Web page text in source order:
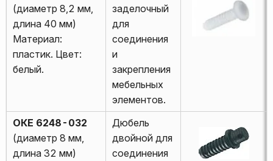
(диаметр 8,2 мм,
длина 40 мм)
Материал:
пластик. Цвет:
белый.
заделочный
для
соединения
и
закрепления
мебельных
элементов.
ОКЕ 6248-032
(диаметр 8 мм,
длина 32 мм)
Дюбель
двойной для
соединения